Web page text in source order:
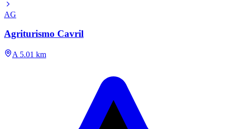
AG
Agriturismo Cavril
A 5.01 km